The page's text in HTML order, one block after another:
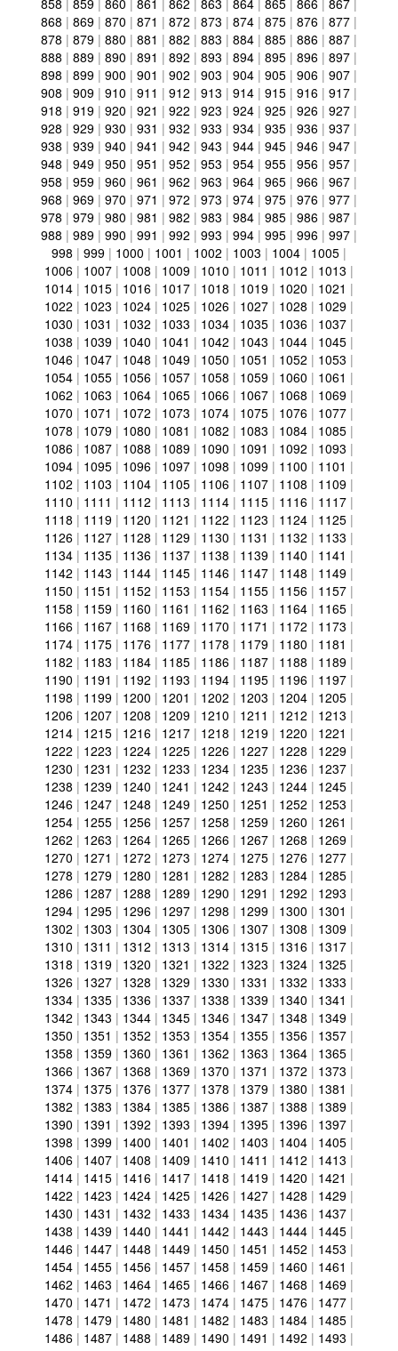
858 | 859 | 860 | 861 | 862 | 863 | 864 | 865 | 866 | 867 |
868 | 869 | 870 | 871 | 872 | 873 | 874 | 875 | 876 | 877 |
878 | 879 | 880 | 881 | 882 | 883 | 884 | 885 | 886 | 887 |
888 | 889 | 890 | 891 | 892 | 893 | 894 | 895 | 896 | 897 |
898 | 899 | 900 | 901 | 902 | 903 | 904 | 905 | 906 | 907 |
908 | 909 | 910 | 911 | 912 | 913 | 914 | 915 | 916 | 917 |
918 | 919 | 920 | 921 | 922 | 923 | 924 | 925 | 926 | 927 |
928 | 929 | 930 | 931 | 932 | 933 | 934 | 935 | 936 | 937 |
938 | 939 | 940 | 941 | 942 | 943 | 944 | 945 | 946 | 947 |
948 | 949 | 950 | 951 | 952 | 953 | 954 | 955 | 956 | 957 |
958 | 959 | 960 | 961 | 962 | 963 | 964 | 965 | 966 | 967 |
968 | 969 | 970 | 971 | 972 | 973 | 974 | 975 | 976 | 977 |
978 | 979 | 980 | 981 | 982 | 983 | 984 | 985 | 986 | 987 |
988 | 989 | 990 | 991 | 992 | 993 | 994 | 995 | 996 | 997 |
998 | 999 | 1000 | 1001 | 1002 | 1003 | 1004 | 1005 |
1006 | 1007 | 1008 | 1009 | 1010 | 1011 | 1012 | 1013 |
1014 | 1015 | 1016 | 1017 | 1018 | 1019 | 1020 | 1021 |
1022 | 1023 | 1024 | 1025 | 1026 | 1027 | 1028 | 1029 |
1030 | 1031 | 1032 | 1033 | 1034 | 1035 | 1036 | 1037 |
1038 | 1039 | 1040 | 1041 | 1042 | 1043 | 1044 | 1045 |
1046 | 1047 | 1048 | 1049 | 1050 | 1051 | 1052 | 1053 |
1054 | 1055 | 1056 | 1057 | 1058 | 1059 | 1060 | 1061 |
1062 | 1063 | 1064 | 1065 | 1066 | 1067 | 1068 | 1069 |
1070 | 1071 | 1072 | 1073 | 1074 | 1075 | 1076 | 1077 |
1078 | 1079 | 1080 | 1081 | 1082 | 1083 | 1084 | 1085 |
1086 | 1087 | 1088 | 1089 | 1090 | 1091 | 1092 | 1093 |
1094 | 1095 | 1096 | 1097 | 1098 | 1099 | 1100 | 1101 |
1102 | 1103 | 1104 | 1105 | 1106 | 1107 | 1108 | 1109 |
1110 | 1111 | 1112 | 1113 | 1114 | 1115 | 1116 | 1117 |
1118 | 1119 | 1120 | 1121 | 1122 | 1123 | 1124 | 1125 |
1126 | 1127 | 1128 | 1129 | 1130 | 1131 | 1132 | 1133 |
1134 | 1135 | 1136 | 1137 | 1138 | 1139 | 1140 | 1141 |
1142 | 1143 | 1144 | 1145 | 1146 | 1147 | 1148 | 1149 |
1150 | 1151 | 1152 | 1153 | 1154 | 1155 | 1156 | 1157 |
1158 | 1159 | 1160 | 1161 | 1162 | 1163 | 1164 | 1165 |
1166 | 1167 | 1168 | 1169 | 1170 | 1171 | 1172 | 1173 |
1174 | 1175 | 1176 | 1177 | 1178 | 1179 | 1180 | 1181 |
1182 | 1183 | 1184 | 1185 | 1186 | 1187 | 1188 | 1189 |
1190 | 1191 | 1192 | 1193 | 1194 | 1195 | 1196 | 1197 |
1198 | 1199 | 1200 | 1201 | 1202 | 1203 | 1204 | 1205 |
1206 | 1207 | 1208 | 1209 | 1210 | 1211 | 1212 | 1213 |
1214 | 1215 | 1216 | 1217 | 1218 | 1219 | 1220 | 1221 |
1222 | 1223 | 1224 | 1225 | 1226 | 1227 | 1228 | 1229 |
1230 | 1231 | 1232 | 1233 | 1234 | 1235 | 1236 | 1237 |
1238 | 1239 | 1240 | 1241 | 1242 | 1243 | 1244 | 1245 |
1246 | 1247 | 1248 | 1249 | 1250 | 1251 | 1252 | 1253 |
1254 | 1255 | 1256 | 1257 | 1258 | 1259 | 1260 | 1261 |
1262 | 1263 | 1264 | 1265 | 1266 | 1267 | 1268 | 1269 |
1270 | 1271 | 1272 | 1273 | 1274 | 1275 | 1276 | 1277 |
1278 | 1279 | 1280 | 1281 | 1282 | 1283 | 1284 | 1285 |
1286 | 1287 | 1288 | 1289 | 1290 | 1291 | 1292 | 1293 |
1294 | 1295 | 1296 | 1297 | 1298 | 1299 | 1300 | 1301 |
1302 | 1303 | 1304 | 1305 | 1306 | 1307 | 1308 | 1309 |
1310 | 1311 | 1312 | 1313 | 1314 | 1315 | 1316 | 1317 |
1318 | 1319 | 1320 | 1321 | 1322 | 1323 | 1324 | 1325 |
1326 | 1327 | 1328 | 1329 | 1330 | 1331 | 1332 | 1333 |
1334 | 1335 | 1336 | 1337 | 1338 | 1339 | 1340 | 1341 |
1342 | 1343 | 1344 | 1345 | 1346 | 1347 | 1348 | 1349 |
1350 | 1351 | 1352 | 1353 | 1354 | 1355 | 1356 | 1357 |
1358 | 1359 | 1360 | 1361 | 1362 | 1363 | 1364 | 1365 |
1366 | 1367 | 1368 | 1369 | 1370 | 1371 | 1372 | 1373 |
1374 | 1375 | 1376 | 1377 | 1378 | 1379 | 1380 | 1381 |
1382 | 1383 | 1384 | 1385 | 1386 | 1387 | 1388 | 1389 |
1390 | 1391 | 1392 | 1393 | 1394 | 1395 | 1396 | 1397 |
1398 | 1399 | 1400 | 1401 | 1402 | 1403 | 1404 | 1405 |
1406 | 1407 | 1408 | 1409 | 1410 | 1411 | 1412 | 1413 |
1414 | 1415 | 1416 | 1417 | 1418 | 1419 | 1420 | 1421 |
1422 | 1423 | 1424 | 1425 | 1426 | 1427 | 1428 | 1429 |
1430 | 1431 | 1432 | 1433 | 1434 | 1435 | 1436 | 1437 |
1438 | 1439 | 1440 | 1441 | 1442 | 1443 | 1444 | 1445 |
1446 | 1447 | 1448 | 1449 | 1450 | 1451 | 1452 | 1453 |
1454 | 1455 | 1456 | 1457 | 1458 | 1459 | 1460 | 1461 |
1462 | 1463 | 1464 | 1465 | 1466 | 1467 | 1468 | 1469 |
1470 | 1471 | 1472 | 1473 | 1474 | 1475 | 1476 | 1477 |
1478 | 1479 | 1480 | 1481 | 1482 | 1483 | 1484 | 1485 |
1486 | 1487 | 1488 | 1489 | 1490 | 1491 | 1492 | 1493 |